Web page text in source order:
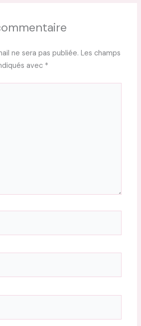
ne sera pas publiée. Les champs
avec *